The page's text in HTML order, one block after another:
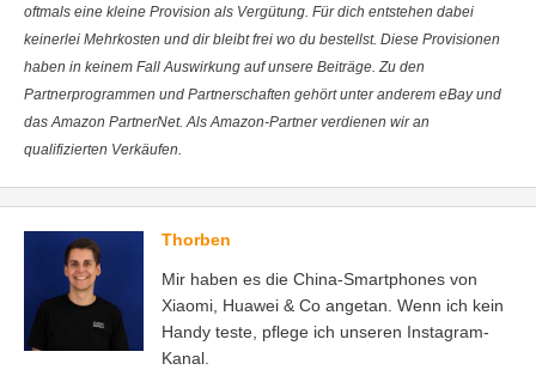
oftmals eine kleine Provision als Vergütung. Für dich entstehen dabei
keinerlei Mehrkosten und dir bleibt frei wo du bestellst. Diese Provisionen
haben in keinem Fall Auswirkung auf unsere Beiträge. Zu den
Partnerprogrammen und Partnerschaften gehört unter anderem eBay und
das Amazon PartnerNet. Als Amazon-Partner verdienen wir an
qualifizierten Verkäufen.
Thorben
Mir haben es die China-Smartphones von
Xiaomi, Huawei & Co angetan. Wenn ich kein
Handy teste, pflege ich unseren Instagram-
Kanal.